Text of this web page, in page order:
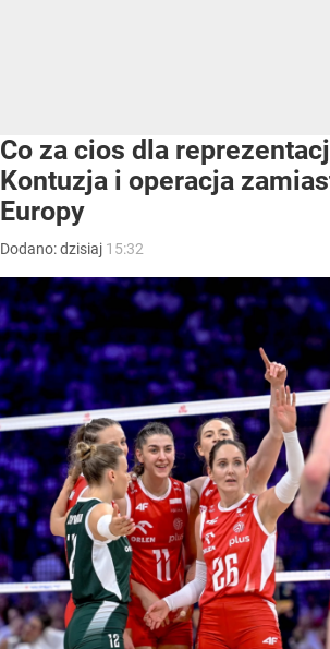
Co za cios dla
Kontuzja i operacja
Europy
Dodano:dzisiaj 15:32